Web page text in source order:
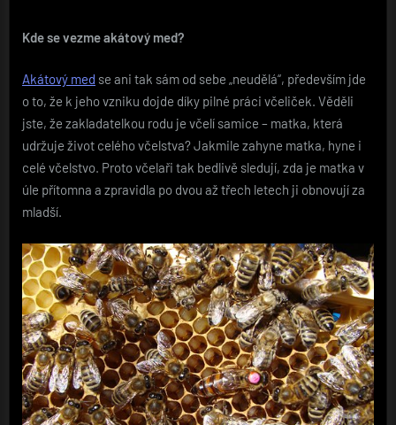
Kde se vezme akátový med?
Akátový med se ani tak sám od sebe „neudělá“, především jde
o to, že k jeho vzniku dojde díky pilné práci včeliček. Věděli
jste, že zakladatelkou rodu je včelí samice – matka, která
udržuje život celého včelstva? Jakmile zahyne matka, hyne i
celé včelstvo. Proto včelaři tak bedlivě sledují, zda je matka v
úle přítomna a zpravidla po dvou až třech letech ji obnovují za
mladší.